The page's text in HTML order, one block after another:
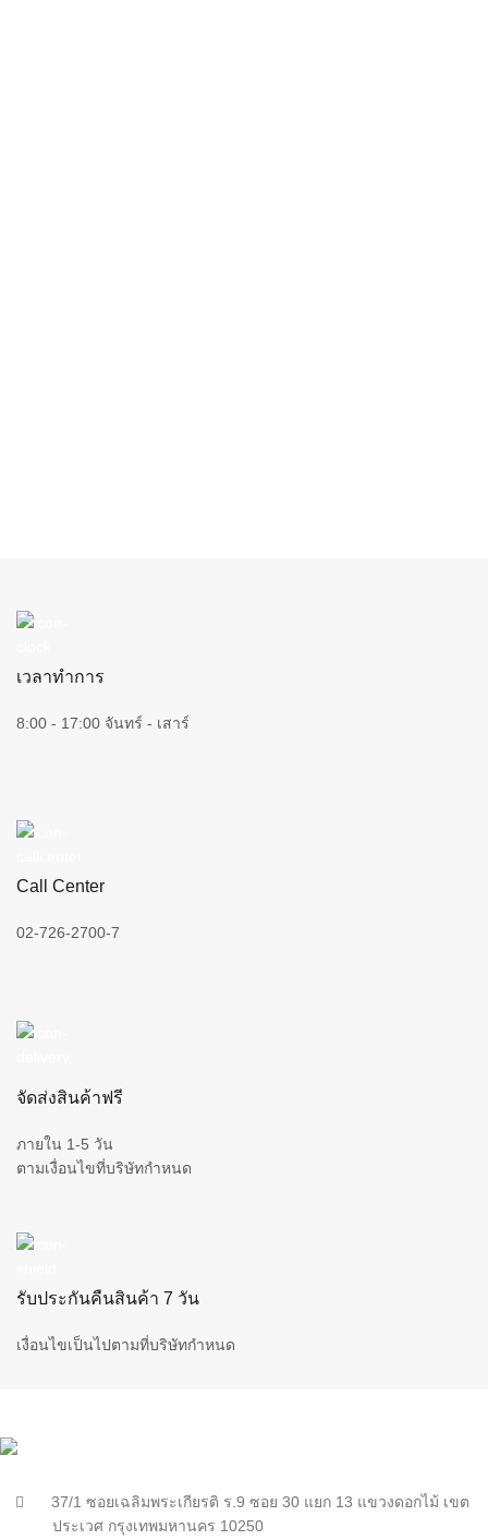
เวลาทำการ
8:00 - 17:00 จันทร์ - เสาร์
Call Center
02-726-2700-7
จัดส่งสินค้าฟรี
ภายใน 1-5 วัน
ตามเงื่อนไขที่บริษัทกำหนด
รับประกันคืนสินค้า 7 วัน
เงื่อนไขเป็นไปตามที่บริษัทกำหนด
37/1 ซอยเฉลิมพระเกียรติ ร.9 ซอย 30 แยก 13 แขวงดอกไม้ เขต
ประเวศ กรุงเทพมหานคร 10250